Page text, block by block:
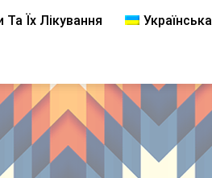
Їх Лікування Українська